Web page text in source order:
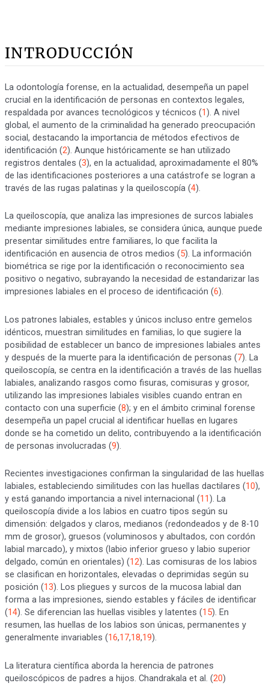
INTRODUCCIÓN
La odontología forense, en la actualidad, desempeña un papel
crucial en la identificación de personas en contextos legales,
respaldada por avances tecnológicos y técnicos (1). A nivel
global, el aumento de la criminalidad ha generado preocupación
social, destacando la importancia de métodos efectivos de
identificación (2). Aunque históricamente se han utilizado
registros dentales (3), en la actualidad, aproximadamente el 80%
de las identificaciones posteriores a una catástrofe se logran a
través de las rugas palatinas y la queiloscopía (4).
La queiloscopía, que analiza las impresiones de surcos labiales
mediante impresiones labiales, se considera única, aunque puede
presentar similitudes entre familiares, lo que facilita la
identificación en ausencia de otros medios (5). La información
biométrica se rige por la identificación o reconocimiento sea
positivo o negativo, subrayando la necesidad de estandarizar las
impresiones labiales en el proceso de identificación (6).
Los patrones labiales, estables y únicos incluso entre gemelos
idénticos, muestran similitudes en familias, lo que sugiere la
posibilidad de establecer un banco de impresiones labiales antes
y después de la muerte para la identificación de personas (7). La
queiloscopía, se centra en la identificación a través de las huellas
labiales, analizando rasgos como fisuras, comisuras y grosor,
utilizando las impresiones labiales visibles cuando entran en
contacto con una superficie (8); y en el ámbito criminal forense
desempeña un papel crucial al identificar huellas en lugares
donde se ha cometido un delito, contribuyendo a la identificación
de personas involucradas (9).
Recientes investigaciones confirman la singularidad de las huellas
labiales, estableciendo similitudes con las huellas dactilares (10),
y está ganando importancia a nivel internacional (11). La
queiloscopía divide a los labios en cuatro tipos según su
dimensión: delgados y claros, medianos (redondeados y de 8-10
mm de grosor), gruesos (voluminosos y abultados, con cordón
labial marcado), y mixtos (labio inferior grueso y labio superior
delgado, común en orientales) (12). Las comisuras de los labios
se clasifican en horizontales, elevadas o deprimidas según su
posición (13). Los pliegues y surcos de la mucosa labial dan
forma a las impresiones, siendo estables y fáciles de identificar
(14). Se diferencian las huellas visibles y latentes (15). En
resumen, las huellas de los labios son únicas, permanentes y
generalmente invariables (16,17,18,19).
La literatura científica aborda la herencia de patrones
queiloscópicos de padres a hijos. Chandrakala et al. (20)